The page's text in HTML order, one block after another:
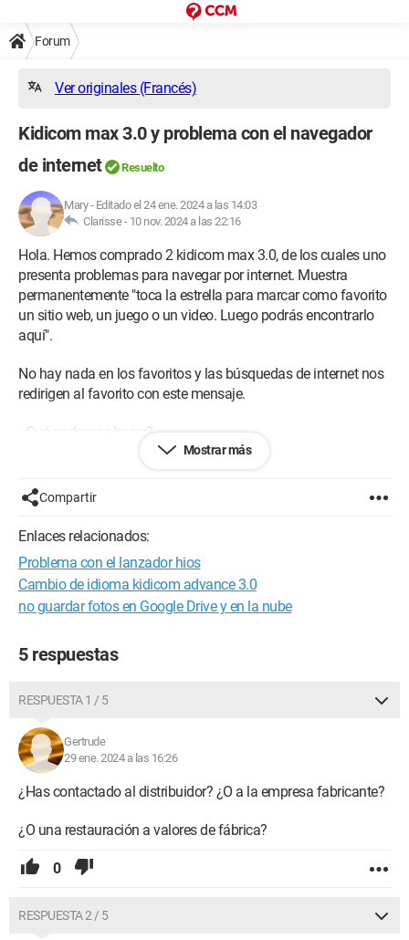
Forum
Ver originales (Francés)
Kidicom max 3.0 y problema con el navegador
de internet
Resuelto
Mary- Editado el 24 ene. 2024 a las 14:03
Clarisse - 10 nov. 2024 a las 22:16
Hola. Hemos comprado 2 kidicom max 3.0, de los cuales uno
presenta problemas para navegar por internet. Muestra
permanentemente "toca la estrella para marcar como favorito
un sitio web, un juego o un video. Luego podrás encontrarlo
aquí".
No hay nada en los favoritos y las búsquedas de internet nos
redirigen al favorito con este mensaje.
¿Qué podemos hacer?
Marilyne
Mostrar más
Compartir
Enlaces relacionados:
Problema con el lanzador hios
Cambio de idioma kidicom advance 3.0
no guardar fotos en Google Drive y en la nube
5 respuestas
RESPUESTA 1 / 5
Gertrude
29 ene. 2024 a las 16:26
¿Has contactado al distribuidor? ¿O a la empresa fabricante?
¿O una restauración a valores de fábrica?
0
RESPUESTA 2 / 5